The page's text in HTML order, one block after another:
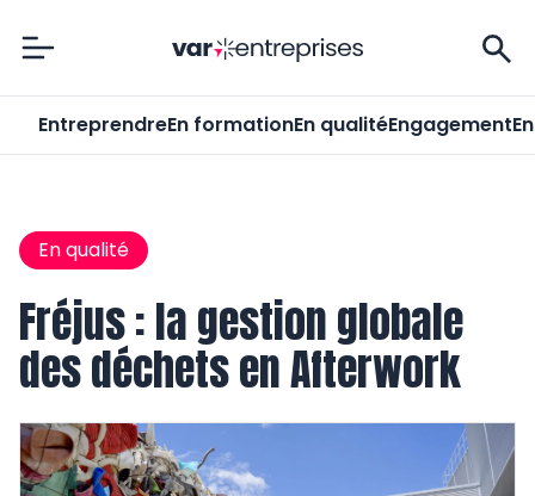
Var-Entreprises
EntreprendreEn formationEn qualitéEngagement
En qualité
Fréjus : la gestion globale
des déchets en Afterwork